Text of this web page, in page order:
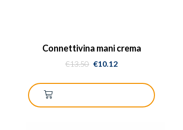
Connettivina mani crema
€13.50 €10.12